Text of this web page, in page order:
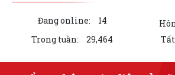
thủ tục xác định tình trạng...
Xã Cẩm Giang đưa dịch vụ hành chính công
Xã Cẩm Giang đánh giá tiến độ thực hiện Kế
Đang online: 14
Trong tuần:
29,464